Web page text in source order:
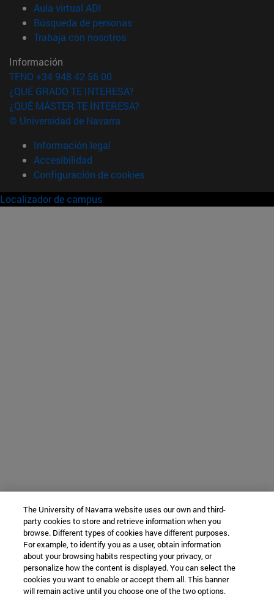
Aula virtual ADI
Búsqueda de personas(abre en nueva ventana)
Trabaja con nosotros(abre en nueva ventana)
Información
TFNO +34 948 42 56 00
¿QUÉ GRADO TE INTERESA?
¿QUÉ MÁSTER TE INTERESA?
© Universidad de Navarra
Información legal
Accesibilidad
Configuración de cookies
Localizador de campus
The University of Navarra website uses our own and third-
party cookies to store and retrieve information when you
browse. Different types of cookies have different purposes.
For example, to identify you as a user, obtain information
about your browsing habits respecting your privacy, or
personalize how the content is displayed. You can select the
cookies you want to enable or accept them all. This banner
will remain active until you choose one of the two options.